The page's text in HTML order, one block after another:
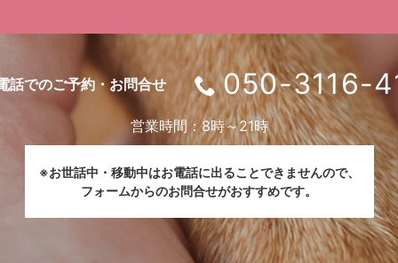
話でのご予約・お問合せ 050-3116-
営業時間：8時～21時
※お世話中・移動中はお電話に出ることできませんので、
フォームからのお問合せがおすすめです。